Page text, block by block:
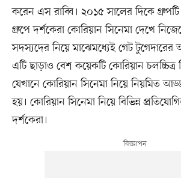
করেন এস রাব্বি। ২০১৫ সালের দিকে
গ্রুপে দর্শকেরা কোরিয়ান সিনেমা দেখে
সদস্যদের নিয়ে মাঝেমধ্যেই গেট
এটি ছাড়াও বেশ কয়েকটি কোরিয়ান চলচ্চিত্র
যেখানে কোরিয়ান সিনেমা নিয়ে নিয়মিত
হয়। কোরিয়ান সিনেমা নিয়ে বিভিন্ন
দর্শকেরা।